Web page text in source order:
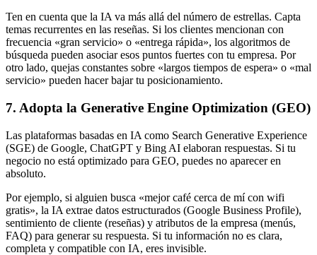
Ten en cuenta que la IA va más allá del número de estrellas. Capta
temas recurrentes en las reseñas. Si los clientes mencionan con
frecuencia «gran servicio» o «entrega rápida», los algoritmos de
búsqueda pueden asociar esos puntos fuertes con tu empresa. Por
otro lado, quejas constantes sobre «largos tiempos de espera» o «mal
servicio» pueden hacer bajar tu posicionamiento.
7. Adopta la Generative Engine Optimization (GEO)
Las plataformas basadas en IA como Search Generative Experience
(SGE) de Google, ChatGPT y Bing AI elaboran respuestas. Si tu
negocio no está optimizado para GEO, puedes no aparecer en
absoluto.
Por ejemplo, si alguien busca «mejor café cerca de mí con wifi
gratis», la IA extrae datos estructurados (Google Business Profile),
sentimiento de cliente (reseñas) y atributos de la empresa (menús,
FAQ) para generar su respuesta. Si tu información no es clara,
completa y compatible con IA, eres invisible.